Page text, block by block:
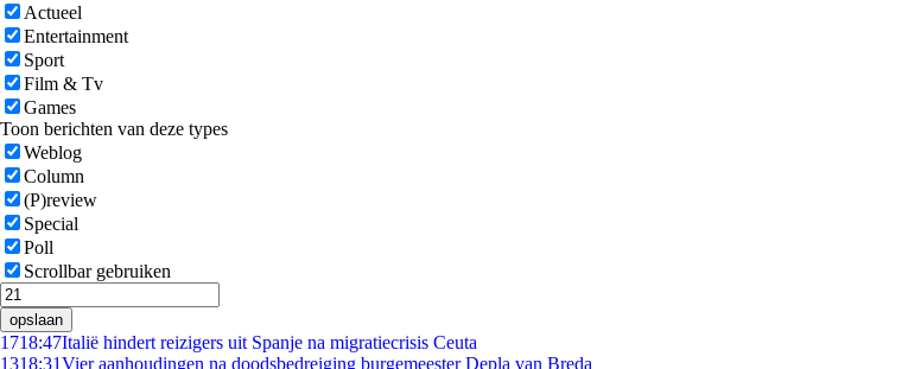
Actueel
Entertainment
Sport
Film & Tv
Games
Toon berichten van deze types
Weblog
Column
(P)review
Special
Poll
Scrollbar gebruiken
opslaan
1718:47Italië hindert reizigers uit Spanje na migratiecrisis Ceuta
1318:31Vier aanhoudingen na doodsbedreiging burgemeester Depla van Breda